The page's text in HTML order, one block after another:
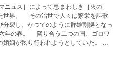
ュス］によって忌まわしき［火の
世界。 その治世で人々は繁栄を謳歌
裂し、かつてのように群雄割拠となっ
姻が執り行われようとしていた。
より強固にするため、それぞれの国
た。 ゴロワ王国のジル